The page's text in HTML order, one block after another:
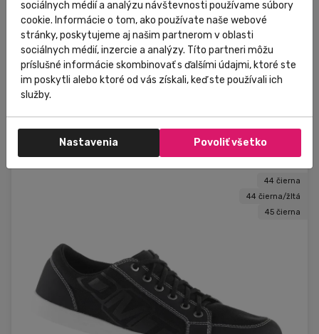
Skladom V predajni Zľava Výpredaj
Saucony
Bežecké topánky Saucony pánske S20838-35
PEREGRINE13 arroyo žlté/oranžové
120,00 €
44 čierna
44 čierna/žltá
45 čierna
sociálnych médií a analýzu návštevnosti používame súbory
cookie. Informácie o tom, ako používate naše webové
stránky, poskytujeme aj našim partnerom v oblasti
sociálnych médií, inzercie a analýzy. Títo partneri môžu
príslušné informácie skombinovať s ďalšími údajmi, ktoré ste
im poskytli alebo ktoré od vás získali, keď ste používali ich
služby.
Nastavenia Povoliť všetko